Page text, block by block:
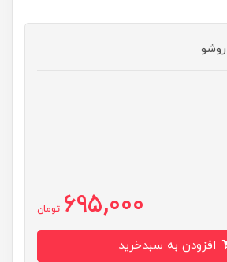
695,000 تومان